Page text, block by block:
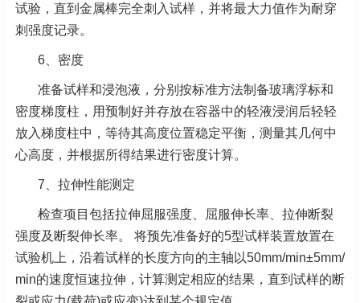
试验，直到金属棒完全刺入试样，并将最大力值作为耐穿
刺强度记录。
6、密度
准备试样和浸泡液，分别按标准方法制备玻璃浮标和
密度梯度柱，用预制好并存放在容器中的轻液浸润后轻轻
放入梯度柱中，等待其高度位置稳定平衡，测量其几何中
心高度，并根据所得结果进行密度计算。
7、拉伸性能测定
检查项目包括拉伸屈服强度、屈服伸长率、拉伸断裂
强度及断裂伸长率。 将预先准备好的5型试样装置放置在
试验机上，沿着试样的长度方向的主轴以50mm/min±5mm/
min的速度恒速拉伸，计算测定相应的结果，直到试样的断